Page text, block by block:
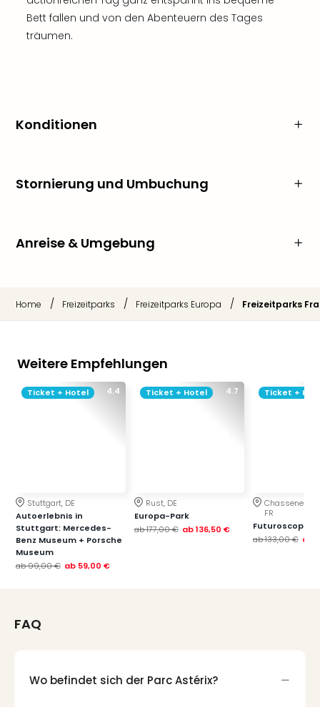
Bett fallen und von den Abenteuern des Tages
träumen.
Konditionen
Stornierung und Umbuchung
Anreise & Umgebung
Home / Freizeitparks / Freizeitparks Europa / Freizeitparks
Weitere Empfehlungen
4.4
Ticket + Hotel
Stuttgart, DE
Autoerlebnis in
Stuttgart: Mercedes-
Benz Museum + Porsche
Museum
ab99,00 € ab 59,00 €
4.7
Ticket + Hotel
Rust, DE
Europa-Park
ab177,00 € ab136,50 €
Ticket +
Chasseneuil-
FR
Futuroscope
ab133,00 € ab
FAQ
Wo befindet sich der Parc Astérix?